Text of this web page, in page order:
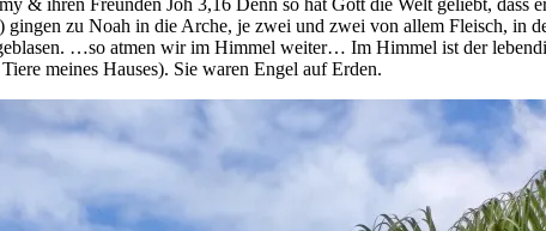
& ihren Freunden Joh 3,16 Denn so hat Gott die Welt geliebt, dass
zu Noah in die Arche, je zwei und zwei von allem Fleisch, in
…so atmen wir im Himmel weiter… Im Himmel ist der
meines Hauses). Sie waren Engel auf Erden.